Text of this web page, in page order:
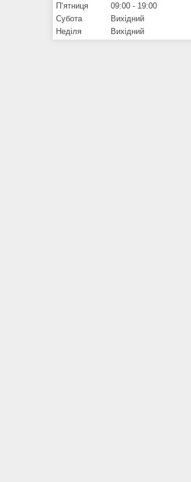
Пʼятниця
09:00
19:00
Субота
Вихідний
Неділя
Вихідний